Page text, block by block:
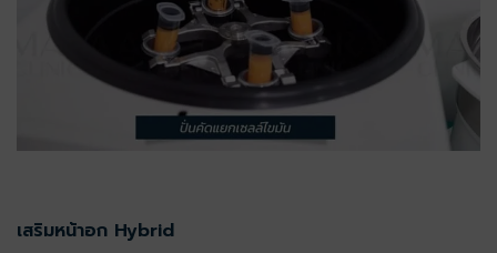
เสริมหน้าอก Hybrid